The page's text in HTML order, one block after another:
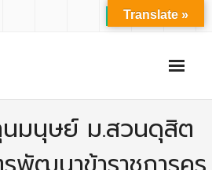
มนุษย์ ม.สวนดุสิต
Translate »